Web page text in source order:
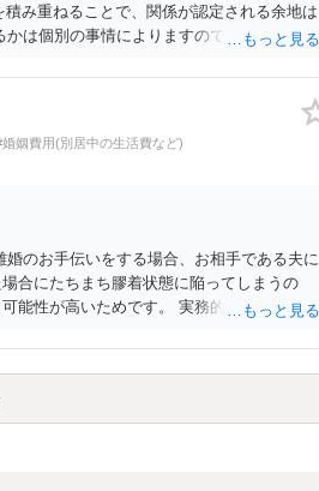
み重ねることで、関係が認定される余地は
は個別の事情によりますので、お早めに弁
婚姻費用(別居中の生活費など)
のお手伝いをする場合、お相手である夫に
合にたちまち膠着状態に陥ってしまうの
能性が高いためです。 実務的には、ご相談